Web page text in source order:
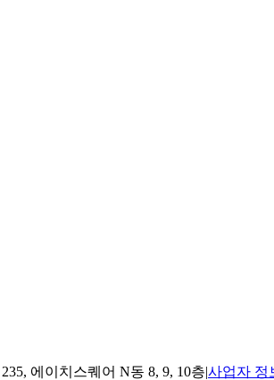
에이치스퀘어 N동 8, 9, 10층|사업자 정